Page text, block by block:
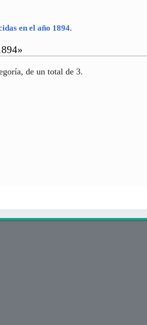
en el año 1894.
de un total de 3.